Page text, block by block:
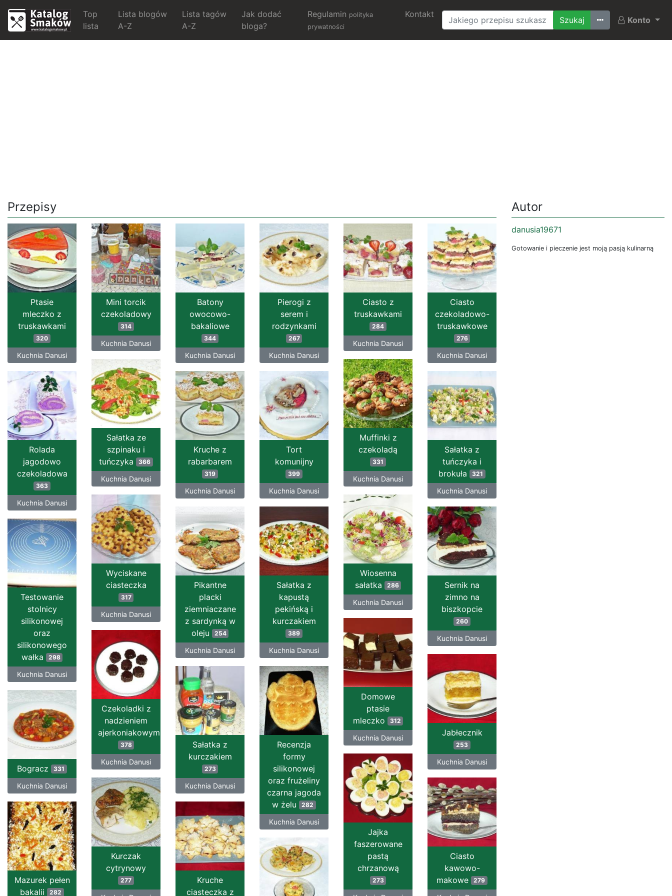
Top
lista
Lista blogów
A-Z
Lista tagów
A-Z
Jak dodać
bloga?
Regulamin polityka
prywatności
Kontakt
Ostatnio szukane
Konto
Przepisy
Ptasie
mleczko z
truskawkami
320
Kuchnia Danusi
Mini torcik
czekoladowy
314
Kuchnia Danusi
Batony
owocowo-
bakaliowe
344
Kuchnia Danusi
Pierogi z
serem i
rodzynkami
267
Kuchnia Danusi
Ciasto z
truskawkami
284
Kuchnia Danusi
Ciasto
czekoladowo-
truskawkowe
276
Kuchnia Danusi
Sałatka ze
szpinaku i
tuńczyka 366
Kuchnia Danusi
Muffinki z
czekoladą
331
Kuchnia Danusi
Rolada
jagodowo
czekoladowa
363
Kuchnia Danusi
Kruche z
rabarbarem
319
Kuchnia Danusi
Tort
komunijny
399
Kuchnia Danusi
Sałatka z
tuńczyka i
brokuła 321
Kuchnia Danusi
Wyciskane
ciasteczka
317
Kuchnia Danusi
Wiosenna
sałatka
286
Kuchnia Danusi
Pikantne
placki
ziemniaczane
z sardynką w
oleju
254
Kuchnia Danusi
Sałatka z
kapustą
pekińską i
kurczakiem
389
Kuchnia Danusi
Sernik na
zimno na
biszkopcie
260
Kuchnia Danusi
Testowanie
stolnicy
silikonowej
oraz
silikonowego
wałka
298
Kuchnia Danusi
Domowe
ptasie
mleczko
312
Kuchnia Danusi
Czekoladki z
nadzieniem
ajerkoniakowym
378
Kuchnia Danusi
Jabłecznik
253
Kuchnia Danusi
Sałatka z
kurczakiem
273
Kuchnia Danusi
Recenzja
formy
silikonowej
oraz frużeliny
czarna jagoda
w żelu 282
Kuchnia Danusi
Bogracz 331
Kuchnia Danusi
Jajka
faszerowane
pastą
chrzanową
273
Kurczak
cytrynowy
277
Ciasto
kawowo-
makowe 279
Mazurek pełen
bakalii 282
Kruche
ciasteczka z
Autor
danusia19671
Gotowanie i pieczenie jest moją pasją kulinarną